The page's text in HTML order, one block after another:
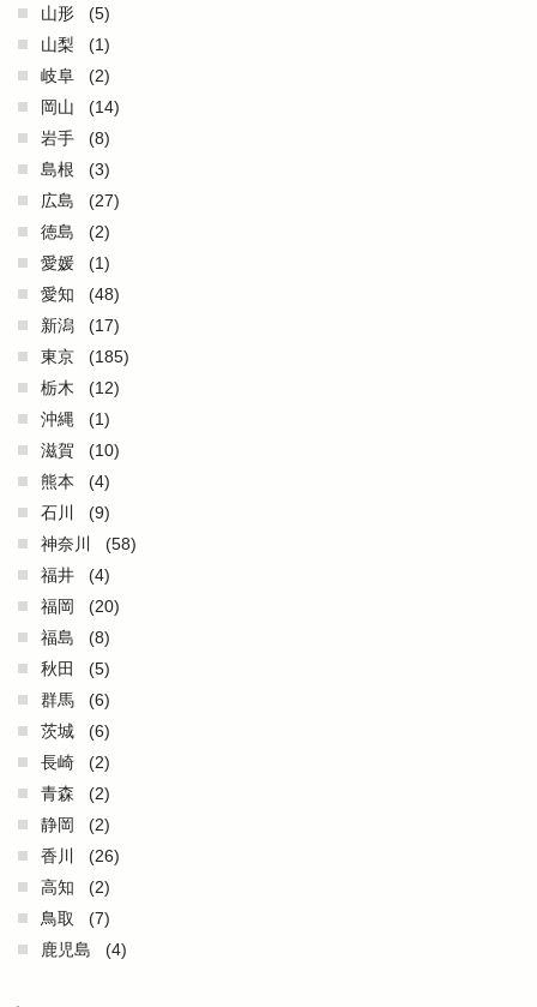
山形
(5)
山梨
(1)
岐阜
(2)
岡山
(14)
岩手
(8)
島根
(3)
広島
(27)
徳島
(2)
愛媛
(1)
愛知
(48)
新潟
(17)
東京
(185)
栃木
(12)
沖縄
(1)
滋賀
(10)
熊本
(4)
石川
(9)
神奈川
(58)
福井
(4)
福岡
(20)
福島
(8)
秋田
(5)
群馬
(6)
茨城
(6)
長崎
(2)
青森
(2)
静岡
(2)
香川
(26)
高知
(2)
鳥取
(7)
鹿児島
(4)